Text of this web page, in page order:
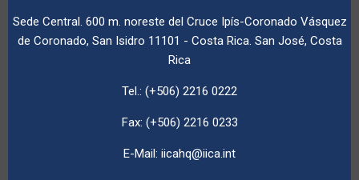
Sede Central. 600 m. noreste del Cruce Ipís-Coronado Vásquez
de Coronado, San Isidro 11101 - Costa Rica. San José, Costa
Rica
Tel.: (+506) 2216 0222
Fax: (+506) 2216 0233
E-Mail: iicahq@iica.int